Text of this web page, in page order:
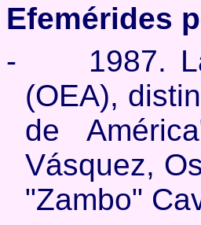
Efemérides
-
1987.
(OEA),
de
Vásquez,
"Zambo"